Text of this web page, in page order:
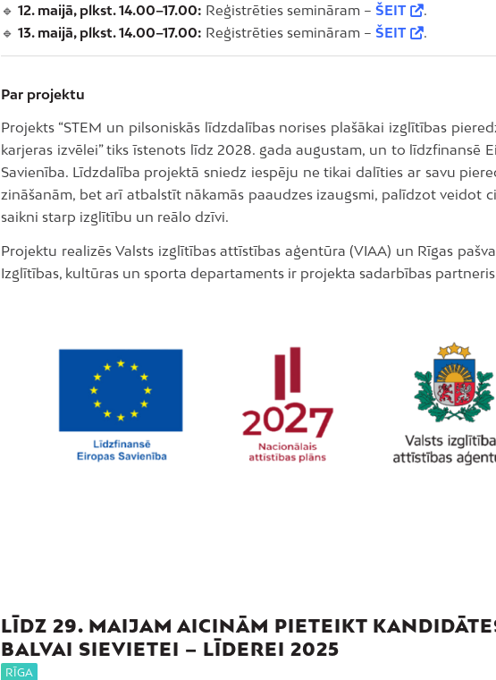
🔹 12. maijā, plkst. 14.00–17.00: Reģistrēties semināram – ŠEIT
.
🔹 13. maijā, plkst. 14.00–17.00: Reģistrēties semināram – ŠEIT .
Par projektu
Projekts “STEM un pilsoniskās līdzdalības norises plašākai izglītības
karjeras izvēlei” tiks īstenots līdz 2028. gada augustam, un to līdzfinansē
Savienība. Līdzdalība projektā sniedz iespēju ne tikai dalīties ar savu
zināšanām, bet arī atbalstīt nākamās paaudzes izaugsmi, palīdzot veidot
saikni starp izglītību un reālo dzīvi.
Projektu realizēs Valsts izglītības attīstības aģentūra (VIAA) un Rīgas
Izglītības, kultūras un sporta departaments ir projekta sadarbības
LĪDZ 29. MAIJAM AICINĀM PIETEIKT
BALVAI SIEVIETEI – LĪDEREI 2025
RĪGA